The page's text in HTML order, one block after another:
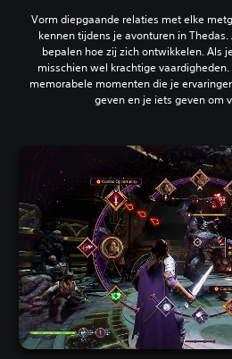
Vorm diepgaande relaties met elke
kennen tijdens je avonturen in
bepalen hoe zij zich ontwikkelen. Als
misschien wel krachtige
memorabele momenten die je
geven en je iets geven om